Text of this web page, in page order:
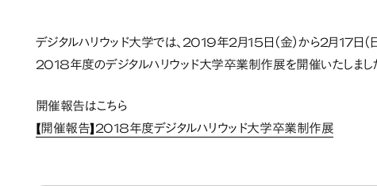
デジタルハリウッド大学では、2019年2月15日（金）から2月17日（
2018年度のデジタルハリウッド大学卒業制作展を開催いたしまし
開催報告はこちら
【開催報告】2018年度デジタルハリウッド大学卒業制作展